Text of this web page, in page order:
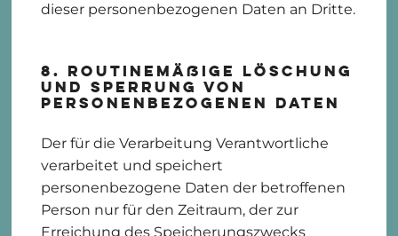
dieser personenbezogenen Daten an Dritte.
8. Routinemäßige Löschung
und Sperrung von
personenbezogenen Daten
Der für die Verarbeitung Verantwortliche
verarbeitet und speichert
personenbezogene Daten der betroffenen
Person nur für den Zeitraum, der zur
Erreichung des Speicherungszwecks